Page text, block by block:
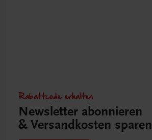
Rabattcode erhalten
Newsletter abonnieren
& Versandkosten sparen